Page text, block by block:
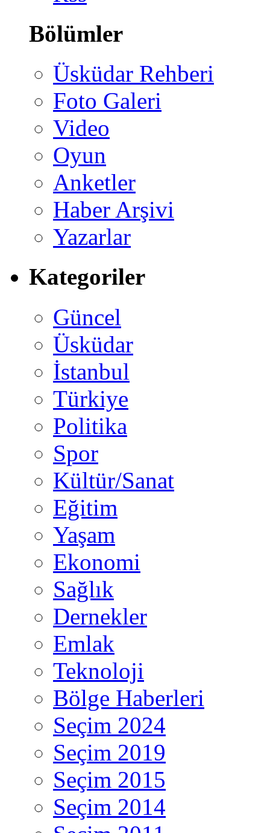
Bölümler
Üsküdar Rehberi
Foto Galeri
Video
Oyun
Anketler
Haber Arşivi
Yazarlar
Kategoriler
Güncel
Üsküdar
İstanbul
Türkiye
Politika
Spor
Kültür/Sanat
Eğitim
Yaşam
Ekonomi
Sağlık
Dernekler
Emlak
Teknoloji
Bölge Haberleri
Seçim 2024
Seçim 2019
Seçim 2015
Seçim 2014